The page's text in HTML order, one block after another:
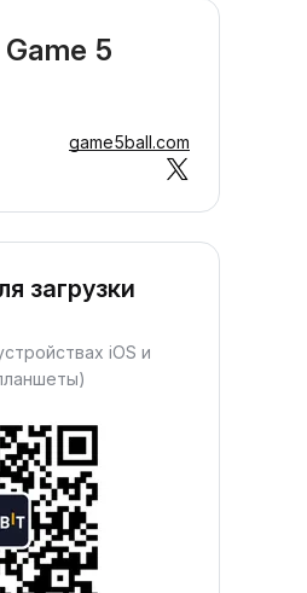
5
game5ball.com
загрузки
iOS и